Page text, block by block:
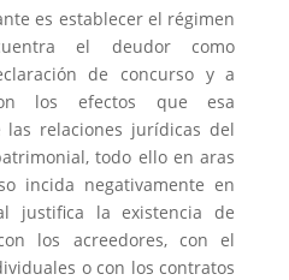
es establecer el régimen
el deudor como
de concurso y a
los efectos que esa
las relaciones jurídicas del
todo ello en aras
incida negativamente en
justifica la existencia de
los acreedores, con el
o con los contratos